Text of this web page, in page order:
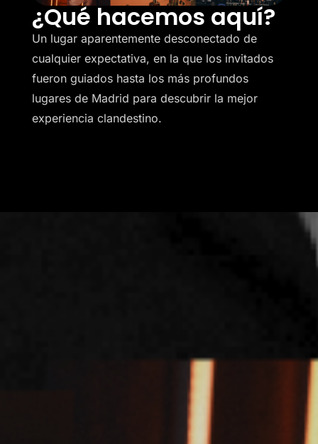
¿Qué hacemos aquí?
Un lugar aparentemente desconectado de
cualquier expectativa, en la que los invitados
fueron guiados hasta los más profundos
lugares de Madrid para descubrir la mejor
experiencia clandestino.